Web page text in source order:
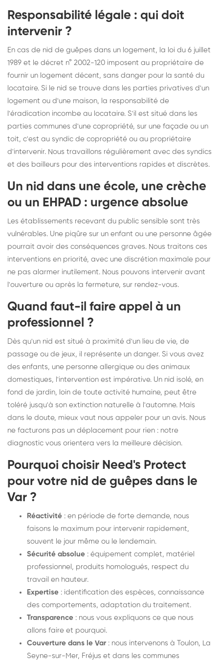
Responsabilité légale : qui doit
intervenir ?
En cas de nid de guêpes dans un logement, la loi du 6 juillet
1989 et le décret n° 2002-120 imposent au propriétaire de
fournir un logement décent, sans danger pour la santé du
locataire. Si le nid se trouve dans les parties privatives d'un
logement ou d'une maison, la responsabilité de
l'éradication incombe au locataire. S'il est situé dans les
parties communes d'une copropriété, sur une façade ou un
toit, c'est au syndic de copropriété ou au propriétaire
d'intervenir. Nous travaillons régulièrement avec des syndics
et des bailleurs pour des interventions rapides et discrètes.
Un nid dans une école, une crèche
ou un EHPAD : urgence absolue
Les établissements recevant du public sensible sont très
vulnérables. Une piqûre sur un enfant ou une personne âgée
pourrait avoir des conséquences graves. Nous traitons ces
interventions en priorité, avec une discrétion maximale pour
ne pas alarmer inutilement. Nous pouvons intervenir avant
l'ouverture ou après la fermeture, sur rendez-vous.
Quand faut-il faire appel à un
professionnel ?
Dès qu'un nid est situé à proximité d'un lieu de vie, de
passage ou de jeux, il représente un danger. Si vous avez
des enfants, une personne allergique ou des animaux
domestiques, l'intervention est impérative. Un nid isolé, en
fond de jardin, loin de toute activité humaine, peut être
toléré jusqu'à son extinction naturelle à l'automne. Mais
dans le doute, mieux vaut nous appeler pour un avis. Nous
ne facturons pas un déplacement pour rien : notre
diagnostic vous orientera vers la meilleure décision.
Pourquoi choisir Need's Protect
pour votre nid de guêpes dans le
Var ?
Réactivité : en période de forte demande, nous
faisons le maximum pour intervenir rapidement,
souvent le jour même ou le lendemain.
Sécurité absolue : équipement complet, matériel
professionnel, produits homologués, respect du
travail en hauteur.
Expertise : identification des espèces, connaissance
des comportements, adaptation du traitement.
Transparence : nous vous expliquons ce que nous
allons faire et pourquoi.
Couverture dans le Var : nous intervenons à Toulon, La
Seyne-sur-Mer, Fréjus et dans les communes